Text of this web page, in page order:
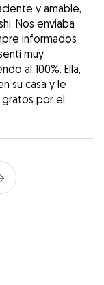
y amable,
Nos enviaba
informados
muy
al 100%. Ella,
su casa y le
por el